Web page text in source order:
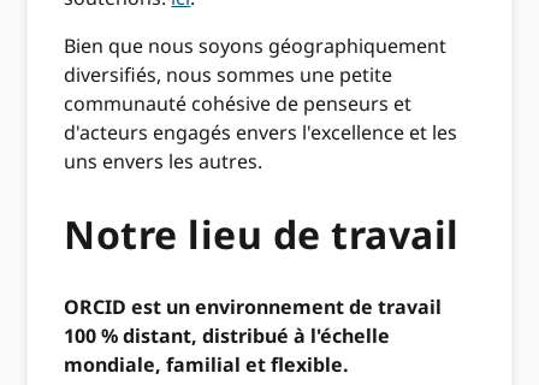
Bien que nous soyons géographiquement
diversifiés, nous sommes une petite
communauté cohésive de penseurs et
d'acteurs engagés envers l'excellence et les
uns envers les autres.
Notre lieu de travail
ORCID est un environnement de travail
100 % distant, distribué à l'échelle
mondiale, familial et flexible.